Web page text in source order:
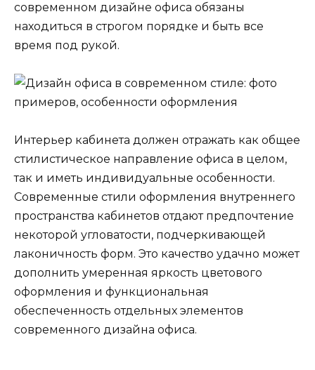
современном дизайне офиса обязаны
находиться в строгом порядке и быть все
время под рукой.
Интерьер кабинета должен отражать как общее
стилистическое направление офиса в целом,
так и иметь индивидуальные особенности.
Современные стили оформления внутреннего
пространства кабинетов отдают предпочтение
некоторой угловатости, подчеркивающей
лаконичность форм. Это качество удачно может
дополнить умеренная яркость цветового
оформления и функциональная
обеспеченность отдельных элементов
современного дизайна офиса.